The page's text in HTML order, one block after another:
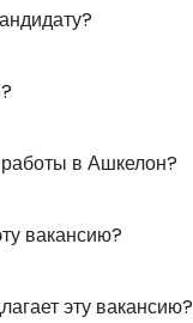
в Ашкелон?
вакансию?
эту вакансию?